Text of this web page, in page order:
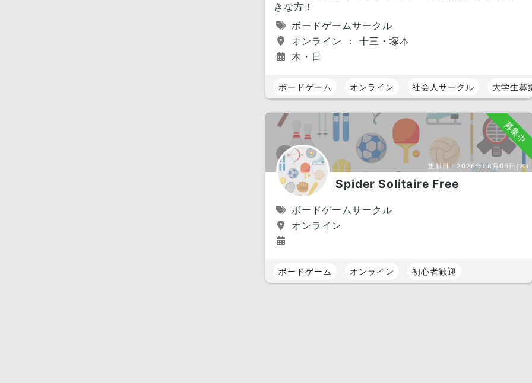
きな方！
ボードゲームサークル
オンライン ： 十三・塚本
木・日
ボードゲーム オンライン 社会人サークル 大学生募集
募集中
更新日： 2026年08月06日(木)
Spider Solitaire Free
ボードゲームサークル
オンライン
ボードゲーム オンライン 初心者歓迎